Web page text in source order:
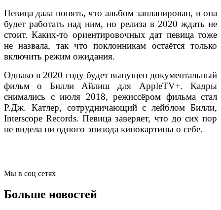
Певица дала понять, что альбом запланирован, и она
будет работать над ним, но релиза в 2020 ждать не
стоит. Каких-то ориентировочных дат певица тоже
не назвала, так что поклонникам остаётся только
включить режим ожидания.
Однако в 2020 году будет выпущен документальный
фильм о Билли Айлиш для AppleTV+. Кадры
снимались с июля 2018, режиссёром фильма стал
Р.Дж. Катлер, сотрудничающий с лейблом Билли,
Interscope Records. Певица заверяет, что до сих пор
не видела ни одного эпизода кинокартины о себе.
Мы в соц сетях
Больше новостей